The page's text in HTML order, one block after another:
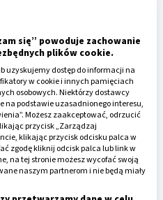
nieprawidłowości to
procesy zapalne,
krwi, niedokrwistość,
niedożywienie
płuc, nerek i układu
może wykryć
się” powoduje zachowanie
plików cookie.
uzyskujemy dostęp do informacji na
w cookie i innych pamięciach
osobowych. Niektórzy dostawcy
na podstawie uzasadnionego interesu,
Możesz zaakceptować, odrzucić
przycisk „Zarządzaj
klikając przycisk odcisku palca w
zgodę kliknij odcisk palca lub link w
na tej stronie możesz wycofać swoją
naszym partnerom i nie będą miały